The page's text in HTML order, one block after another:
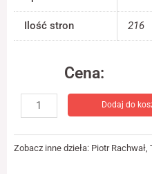
Ilość stron 216
Cena:
Gazolina
S.A.
Ilustrowana
historia
Dodaj do
Zobacz inne dzieła: Piotr Rachwał,